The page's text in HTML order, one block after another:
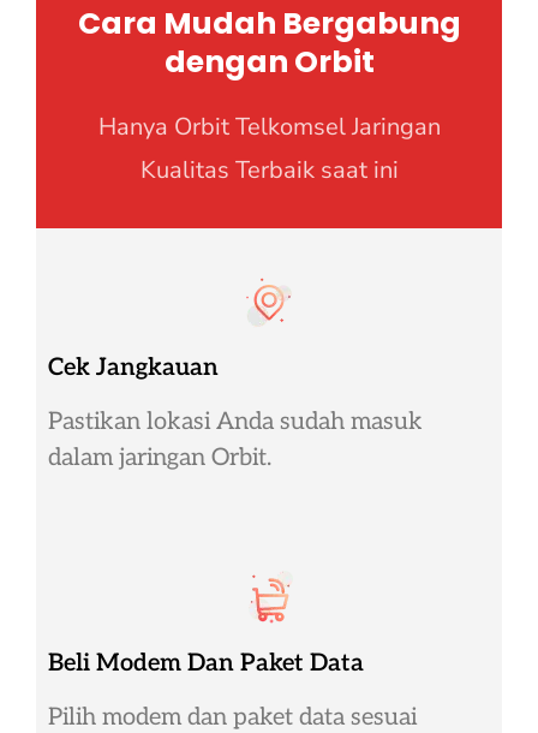
Cara Mudah Bergabung
dengan Orbit
Hanya Orbit Telkomsel Jaringan
Kualitas Terbaik saat ini
Cek Jangkauan
Pastikan lokasi Anda sudah masuk
dalam jaringan Orbit.
Beli Modem Dan Paket Data
Pilih modem dan paket data sesuai